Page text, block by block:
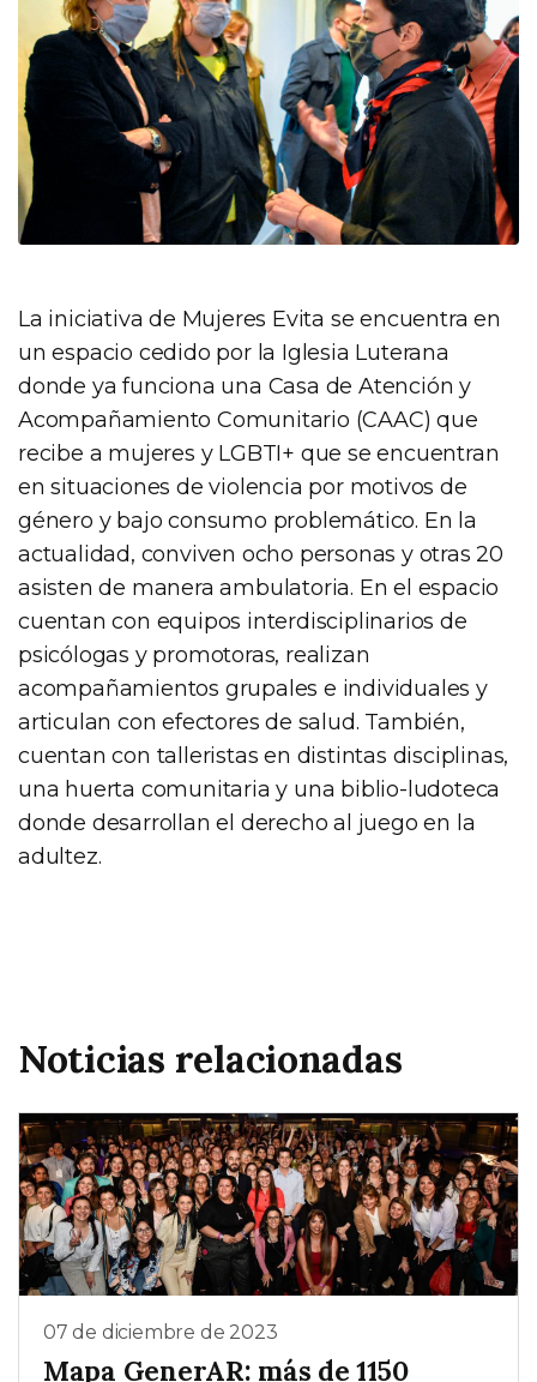
La iniciativa de Mujeres Evita se encuentra en
un espacio cedido por la Iglesia Luterana
donde ya funciona una Casa de Atención y
Acompañamiento Comunitario (CAAC) que
recibe a mujeres y LGBTI+ que se encuentran
en situaciones de violencia por motivos de
género y bajo consumo problemático. En la
actualidad, conviven ocho personas y otras 20
asisten de manera ambulatoria. En el espacio
cuentan con equipos interdisciplinarios de
psicólogas y promotoras, realizan
acompañamientos grupales e individuales y
articulan con efectores de salud. También,
cuentan con talleristas en distintas disciplinas,
una huerta comunitaria y una biblio-ludoteca
donde desarrollan el derecho al juego en la
adultez.
Noticias relacionadas
07 de diciembre de 2023
Mapa GenerAR: más de 1150